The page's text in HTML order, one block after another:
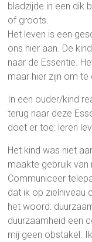
bladzijde in een dik
of groots.
Het leven is een
ons hier aan. De
naar de Essentie.
maar hier zijn om te
In een ouder/kind
terug naar deze
doet er toe: leren
Het kind was niet
maakte gebruik
Communiceer
dat ik op zielniveau
het woord:
duurzaamheid een
mij geen obstakel.